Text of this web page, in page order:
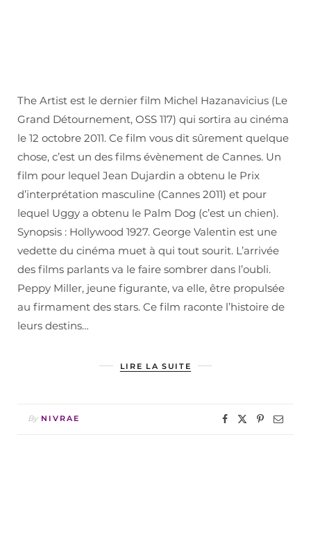
The Artist est le dernier film Michel Hazanavicius (Le
Grand Détournement, OSS 117) qui sortira au cinéma
le 12 octobre 2011. Ce film vous dit sûrement quelque
chose, c’est un des films évènement de Cannes. Un
film pour lequel Jean Dujardin a obtenu le Prix
d’interprétation masculine (Cannes 2011) et pour
lequel Uggy a obtenu le Palm Dog (c’est un chien).
Synopsis : Hollywood 1927. George Valentin est une
vedette du cinéma muet à qui tout sourit. L’arrivée
des films parlants va le faire sombrer dans l’oubli.
Peppy Miller, jeune figurante, va elle, être propulsée
au firmament des stars. Ce film raconte l’histoire de
leurs destins…
LIRE LA SUITE
By NIVRAE